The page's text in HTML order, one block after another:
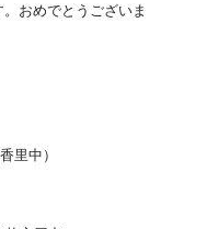
おめでとうございま
里中）